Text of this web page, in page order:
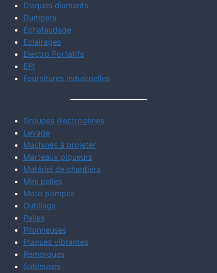
Disques diamants
Dumpers
Échafaudage
Eclairages
Electro Portatifs
EPI
Fournitures industrielles
Groupes électrogènes
Levage
Machines à projeter
Marteaux piqueurs
Matériel de chantiers
Mini pelles
Moto pompes
Outillage
Pelles
Pilonneuses
Plaques vibrantes
Remorques
Sableuses